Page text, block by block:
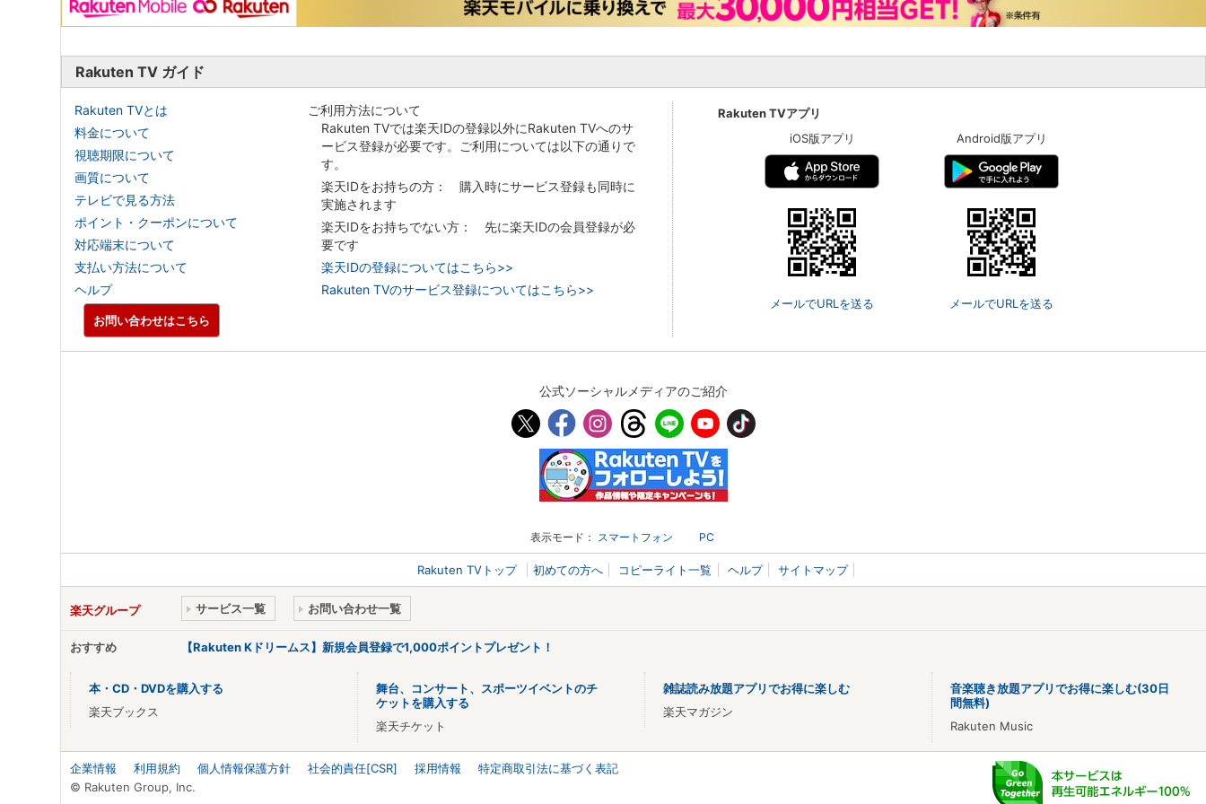
Rakuten TV ガイド
Rakuten TVとは
料金について
視聴期限について
画質について
テレビで見る方法
ポイント・クーポンについて
対応端末について
支払い方法について
ヘルプ
ご利用方法について
Rakuten TVでは楽天IDの登録以外にRakuten TVへのサ
ービス登録が必要です。ご利用については以下の通りで
す。
楽天IDをお持ちの方： 購入時にサービス登録も同時に
実施されます
楽天IDをお持ちでない方： 先に楽天IDの会員登録が必
要です
楽天IDの登録についてはこちら>>
Rakuten TVのサービス登録についてはこちら>>
Rakuten TVアプリ
iOS版アプリ
メールでURLを送る
Android版アプリ
メールでURLを送る
お問い合わせはこちら
公式ソーシャルメディアのご紹介
表示モード： スマートフォン PC
Rakuten TVトップ 初めての方へ コピーライト一覧 ヘルプ サイトマップ
楽天グループ サービス一覧 お問い合わせ一覧
おすすめ 【Rakuten Kドリームス】新規会員登録で1,000ポイントプレゼント！
本・CD・DVDを購入する
楽天ブックス
舞台、コンサート、スポーツイベントのチ
ケットを購入する
楽天チケット
雑誌読み放題アプリでお得に楽しむ
楽天マガジン
音楽聴き放題アプリでお得に楽しむ(30日
間無料)
Rakuten Music
企業情報 利用規約 個人情報保護方針 社会的責任[CSR] 採用情報
特定商取引法に基づく表記
© Rakuten Group, Inc.